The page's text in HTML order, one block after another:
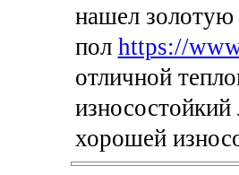
нашел золотую
пол https://
отличной
хорошей